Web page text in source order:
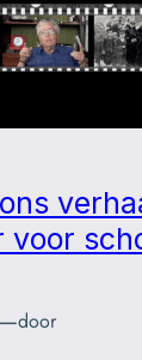
voor
—door